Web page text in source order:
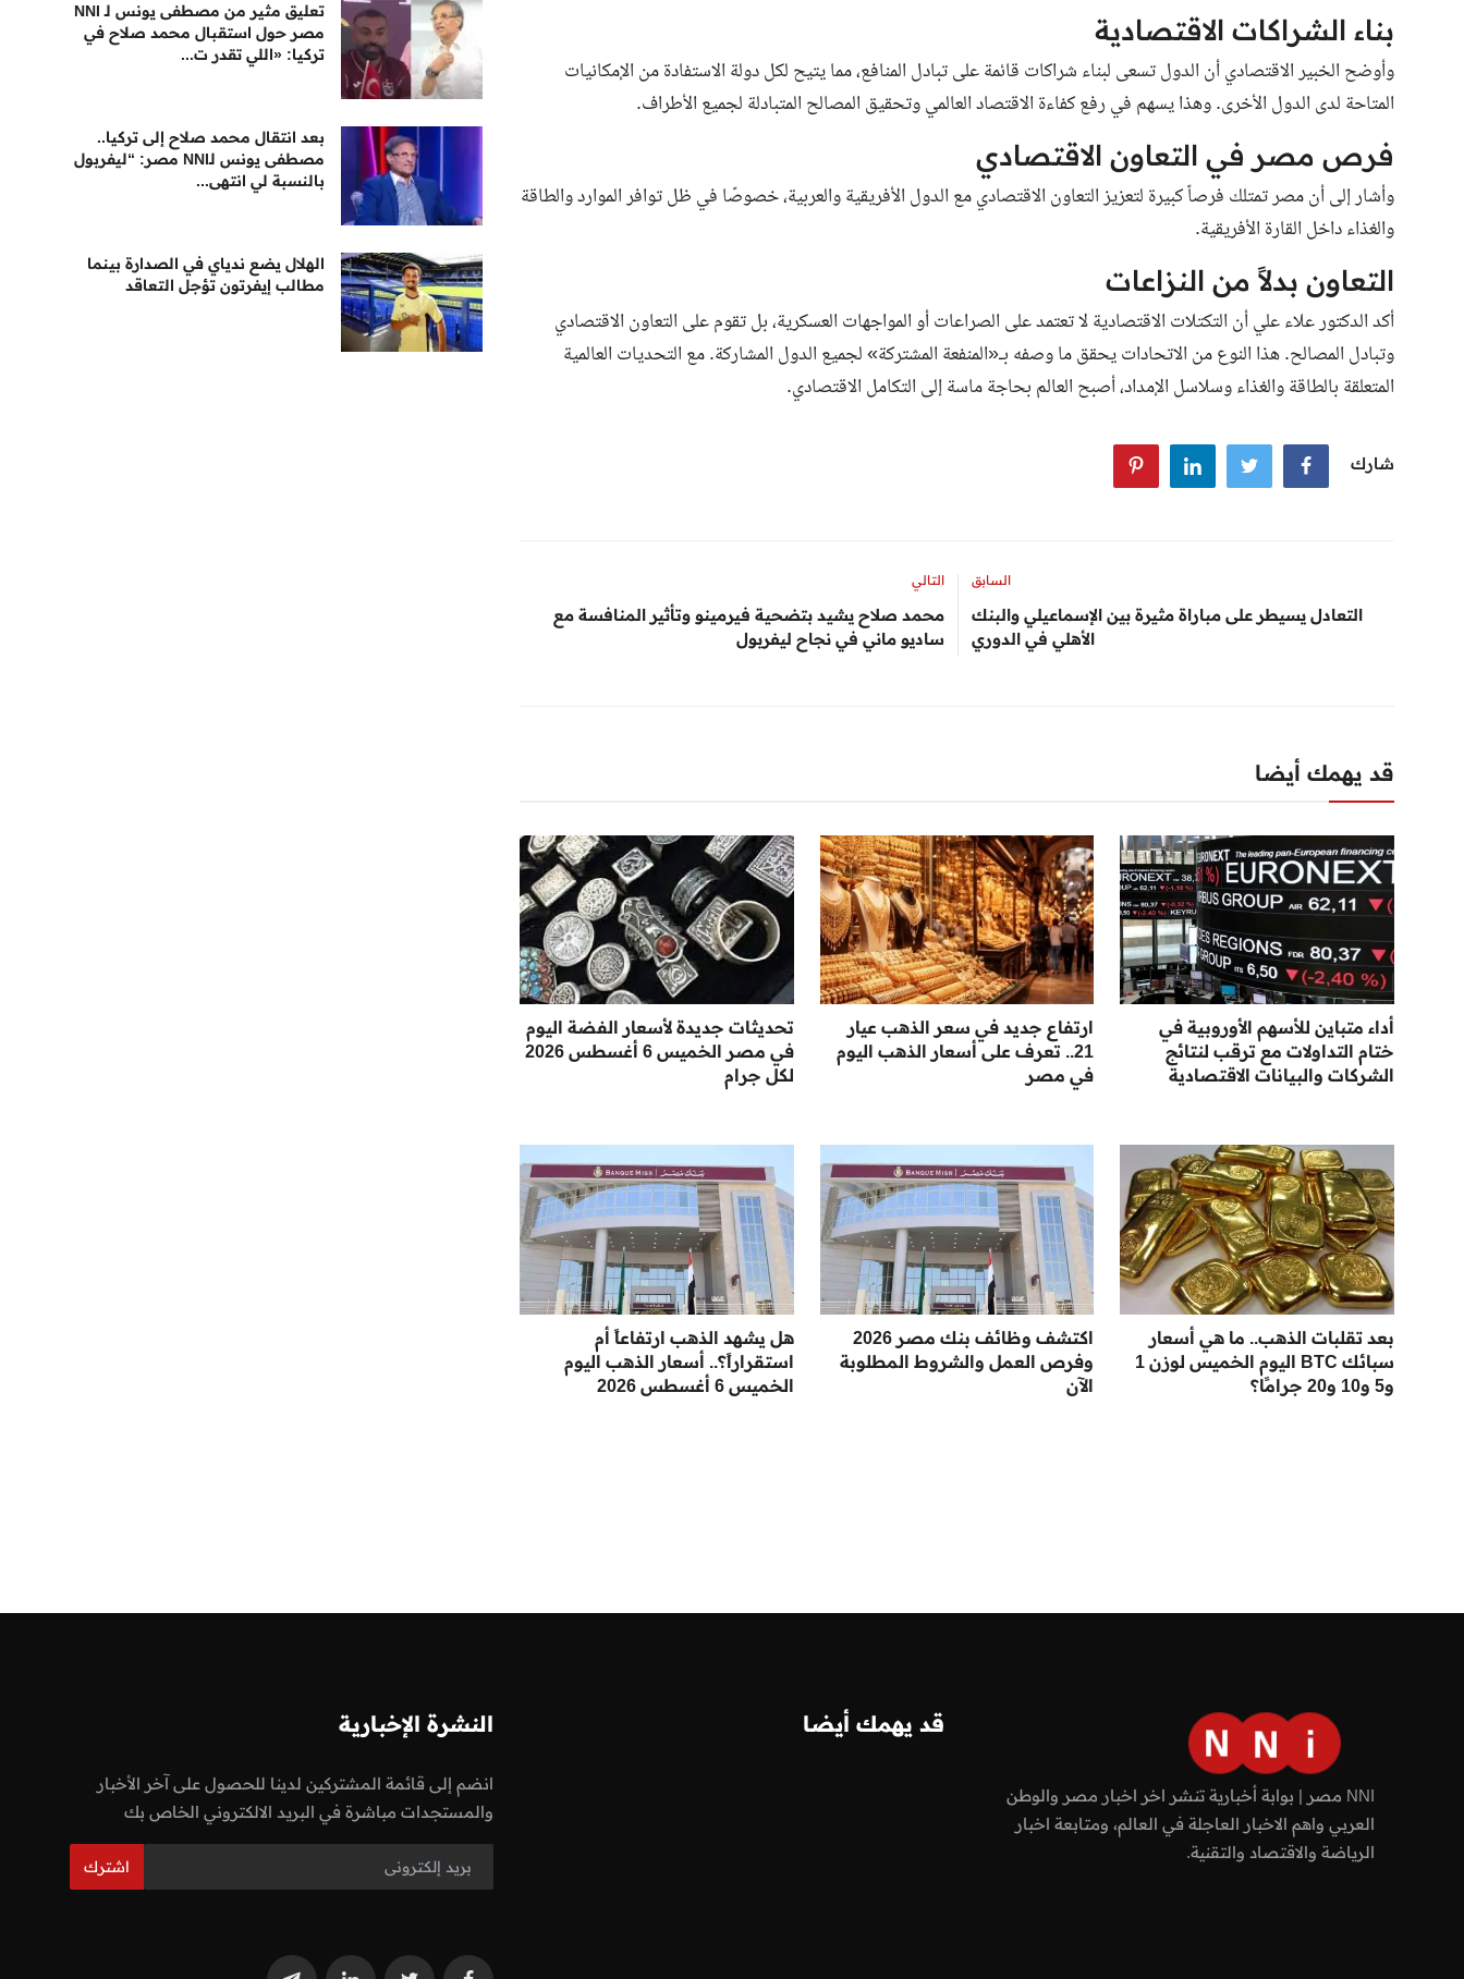
بناء الشراكات الاقتصادية
وأوضح الخبير الاقتصادي أن الدول تسعى لبناء شراكات قائمة على تبادل المنافع، مما يتيح لكل دولة الاستفادة من الإمكانيات
المتاحة لدى الدول الأخرى. وهذا يسهم في رفع كفاءة الاقتصاد العالمي وتحقيق المصالح المتبادلة لجميع الأطراف.
فرص مصر في التعاون الاقتصادي
وأشار إلى أن مصر تمتلك فرصاً كبيرة لتعزيز التعاون الاقتصادي مع الدول الأفريقية والعربية، خصوصًا في ظل توافر الموارد والطاقة
والغذاء داخل القارة الأفريقية.
التعاون بدلاً من النزاعات
أكد الدكتور علاء علي أن التكتلات الاقتصادية لا تعتمد على الصراعات أو المواجهات العسكرية، بل تقوم على التعاون الاقتصادي
وتبادل المصالح. هذا النوع من الاتحادات يحقق ما وصفه بـ«المنفعة المشتركة» لجميع الدول المشاركة. مع التحديات العالمية
المتعلقة بالطاقة والغذاء وسلاسل الإمداد، أصبح العالم بحاجة ماسة إلى التكامل الاقتصادي.
شارك
السابق
التعادل يسيطر على مباراة مثيرة بين الإسماعيلي والبنك
الأهلي في الدوري
التالي
محمد صلاح يشيد بتضحية فيرمينو وتأثير المنافسة مع
ساديو ماني في نجاح ليفربول
قد يهمك أيضا
أداء متباين للأسهم الأوروبية في
ختام التداولات مع ترقب لنتائج
الشركات والبيانات الاقتصادية
ارتفاع جديد في سعر الذهب عيار
21.. تعرف على أسعار الذهب اليوم
في مصر
تحديثات جديدة لأسعار الفضة اليوم
في مصر الخميس 6 أغسطس 2026
لكل جرام
بعد تقلبات الذهب.. ما هي أسعار
سبائك BTC اليوم الخميس لوزن 1
و5 و10 و20 جرامًا؟
اكتشف وظائف بنك مصر 2026
وفرص العمل والشروط المطلوبة
الآن
هل يشهد الذهب ارتفاعاً أم
استقراراً؟.. أسعار الذهب اليوم
الخميس 6 أغسطس 2026
تعليق مثير من مصطفى يونس لـ NNI
مصر حول استقبال محمد صلاح في
تركيا: «اللي تقدر ت...
بعد انتقال محمد صلاح إلى تركيا..
مصطفى يونس لـNNI مصر: “ليفربول
بالنسبة لي انتهى...
الهلال يضع ندياي في الصدارة بينما
مطالب إيفرتون تؤجل التعاقد
NNI مصر | بوابة أخبارية تنشر اخر اخبار مصر والوطن
العربي واهم الاخبار العاجلة في العالم، ومتابعة اخبار
الرياضة والاقتصاد والتقنية.
قد يهمك أيضا النشرة الإخبارية
انضم إلى قائمة المشتركين لدينا للحصول على آخر الأخبار
والمستجدات مباشرة في البريد الالكتروني الخاص بك
اشترك